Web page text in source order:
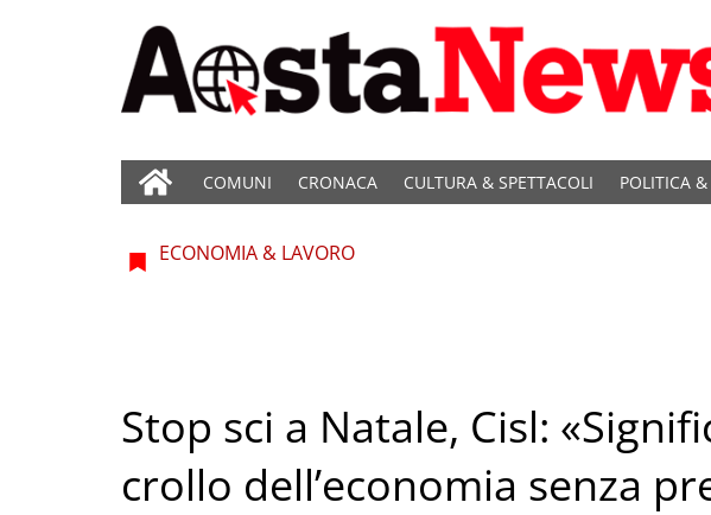
COMUNI CRONACA CULTURA & SPETTACOLI POLITICA
ECONOMIA & LAVORO
Stop sci a Natale, Cisl:
crollo dell’economia senza